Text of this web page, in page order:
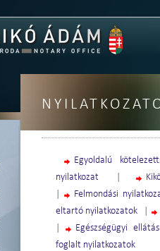
Egyoldalú
nyilatkozat
Felmondási
eltartó nyilatkozatok
Egészségügyi
foglalt nyilatkozatok